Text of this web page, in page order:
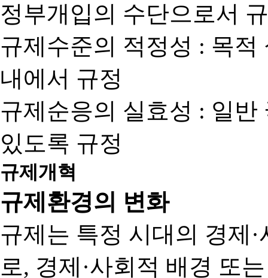
정부개입의 수단으로서
규제수준의 적정성 : 목
내에서 규정
규제순응의 실효성 : 일
있도록 규정
규제개혁
규제환경의 변화
규제는 특정 시대의 경제
로, 경제·사회적 배경 또